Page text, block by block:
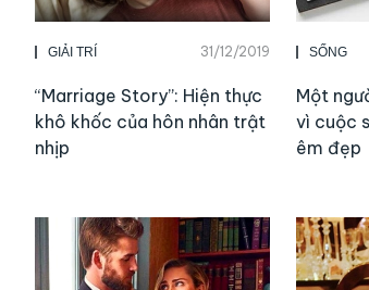
GIẢI TRÍ 31/12/2019
“Marriage Story”: Hiện thực
khô khốc của hôn nhân trật
nhịp
SỐNG
Một
vì cuộc
êm đẹp